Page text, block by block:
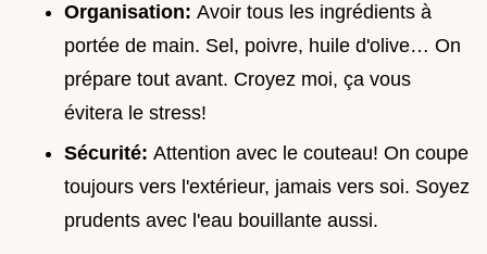
Organisation: Avoir tous les ingrédients à
portée de main. Sel, poivre, huile d'olive… On
prépare tout avant. Croyez moi, ça vous
évitera le stress!
Sécurité: Attention avec le couteau! On coupe
toujours vers l'extérieur, jamais vers soi. Soyez
prudents avec l'eau bouillante aussi.